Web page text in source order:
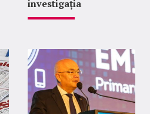
investigația